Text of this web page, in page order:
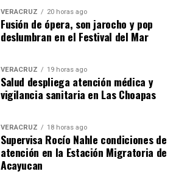
VERACRUZ 20 horas ago
Fusión de ópera, son jarocho y pop
deslumbran en el Festival del Mar
VERACRUZ 19 horas ago
Salud despliega atención médica y
vigilancia sanitaria en Las Choapas
VERACRUZ 18 horas ago
Supervisa Rocío Nahle condiciones de
atención en la Estación Migratoria de
Acayucan